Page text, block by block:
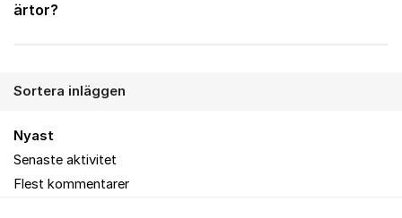
ärtor?
Sortera inläggen
Nyast
Senaste aktivitet
Flest kommentarer